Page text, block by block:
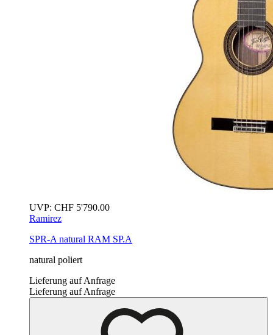
UVP: CHF 5'790.00
Ramirez
SPR-A natural RAM SP.A
natural poliert
Lieferung auf Anfrage
Lieferung auf Anfrage